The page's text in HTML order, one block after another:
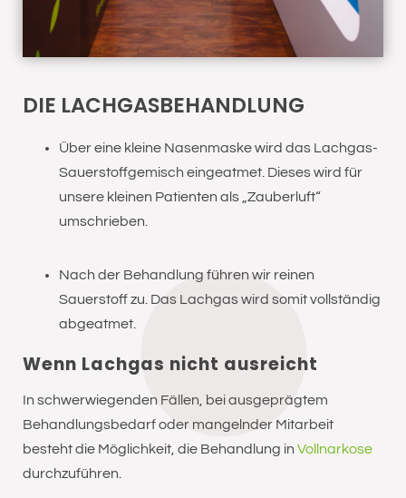
DIE LACHGASBEHANDLUNG
Über eine kleine Nasenmaske wird das Lachgas-
Sauerstoffgemisch eingeatmet. Dieses wird für
unsere kleinen Patienten als „Zauberluft“
umschrieben.
Nach der Behandlung führen wir reinen
Sauerstoff zu. Das Lachgas wird somit vollständig
abgeatmet.
Wenn Lachgas nicht ausreicht
In schwerwiegenden Fällen, bei ausgeprägtem
Behandlungsbedarf oder mangelnder Mitarbeit
besteht die Möglichkeit, die Behandlung in Vollnarkose
durchzuführen.